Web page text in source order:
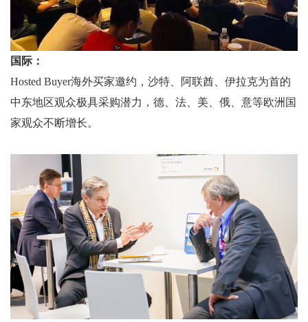
国际：
Hosted Buyer海外买家邀约，沙特、阿联酋、伊拉克为首的
中东地区观众极具采购潜力，德、法、美、俄、意等欧洲国
家观众不断增长。